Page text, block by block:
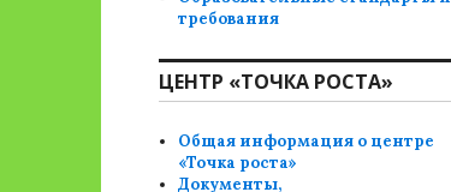
требования
ЦЕНТР «ТОЧКА РОСТА»
Общая информация о центре
«Точка роста»
Документы,